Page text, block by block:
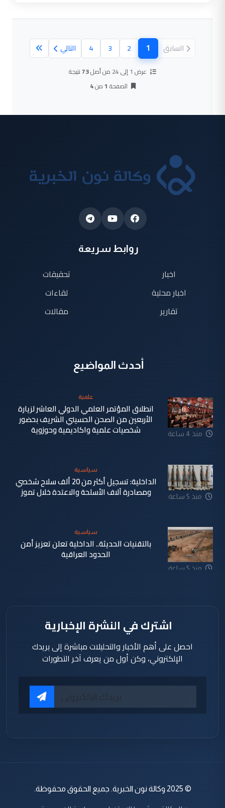
السابق 1
(الصفحة الحالية)
2
3
4 التالي
عرض 1 إلى 24 من أصل 73نتيجة
الصفحة 1من4
روابط سريعة
اخبار
اخبار محلية
تقارير
تحقيقات
لقاءات
مقالات
أحدث المواضيع
منذ 4 ساعة
علمية
انطلاق المؤتمر العلمي الدولي العاشر لزيارة
الأربعين من الصحن الحسيني الشريف بحضور
شخصيات علمية واكاديمية وحوزوية
منذ 5 ساعة
سياسية
الداخلية: تسجيل أكثر من 20 ألف سلاح شخصي
ومصادرة آلاف الأسلحة والاعتدة خلال تموز
منذ 5 ساعة
سياسية
بالتقنيات الحديثة.. الداخلية تعلن تعزيز أمن
الحدود العراقية
اشترك في النشرة الإخبارية
احصل على أهم الأخبار والتحليلات مباشرة إلى بريدك
الإلكتروني، وكن أول من يعرف آخر التطورات
© 2025 وكالة نون الخبرية. جميع الحقوق محفوظة.